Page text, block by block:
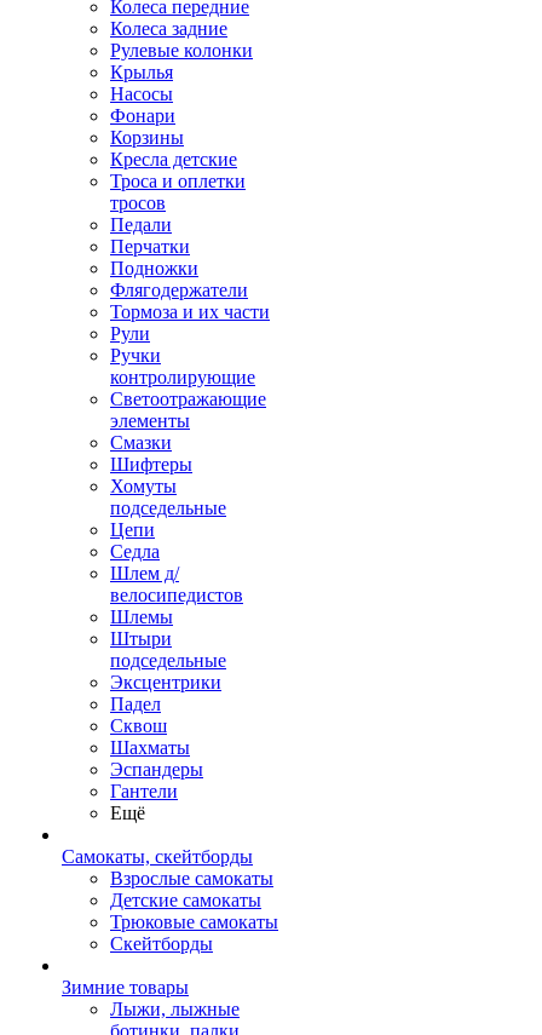
Колеса передние
Колеса задние
Рулевые колонки
Крылья
Насосы
Фонари
Корзины
Кресла детские
Троса и оплетки
тросов
Педали
Перчатки
Подножки
Флягодержатели
Тормоза и их части
Рули
Ручки
контролирующие
Светоотражающие
элементы
Смазки
Шифтеры
Хомуты
подседельные
Цепи
Седла
Шлем д/
велосипедистов
Шлемы
Штыри
подседельные
Эксцентрики
Падел
Сквош
Шахматы
Эспандеры
Гантели
Ещё
Самокаты, скейтборды
Взрослые самокаты
Детские самокаты
Трюковые самокаты
Скейтборды
Зимние товары
Лыжи, лыжные
ботинки, палки